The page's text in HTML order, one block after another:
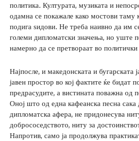
политика. Културата, музиката и
одамна се покажале како мостови таму
подига ѕидови. Не треба наивно да им
големи дипломатски значења, но уште
намерно да се претвораат во политички
Најпосле, и македонската и бугарската
јавен простор во кој фактите ќе бидат
предрасудите, а вистината поважна од
Оној што од една кафеанска песна сака
дипломатска афера, не придонесува
добрососедството, ниту за
Напротив, само ја продолжува